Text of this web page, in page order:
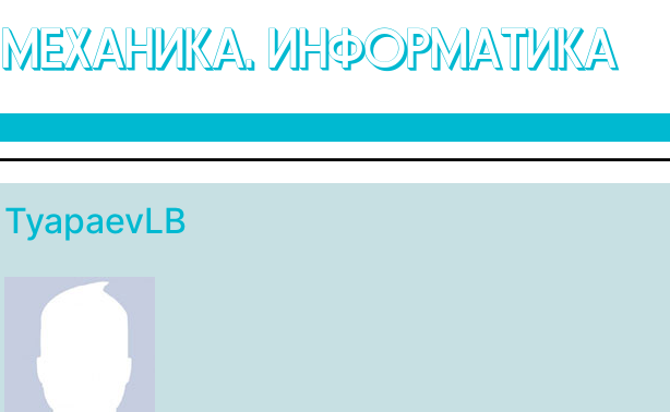
МЕХАНИКА. ИНФОРМАТИКА
TyapaevLB